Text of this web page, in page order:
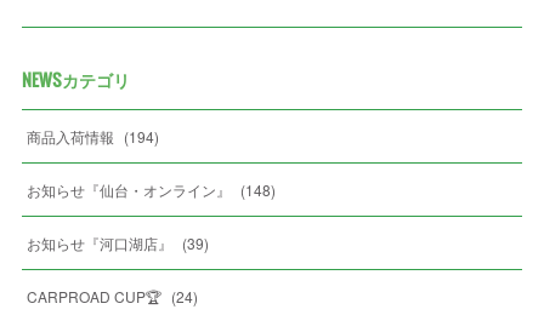
NEWSカテゴリ
商品入荷情報 (194)
お知らせ『仙台・オンライン』 (148)
お知らせ『河口湖店』 (39)
CARPROAD CUP🏆 (24)